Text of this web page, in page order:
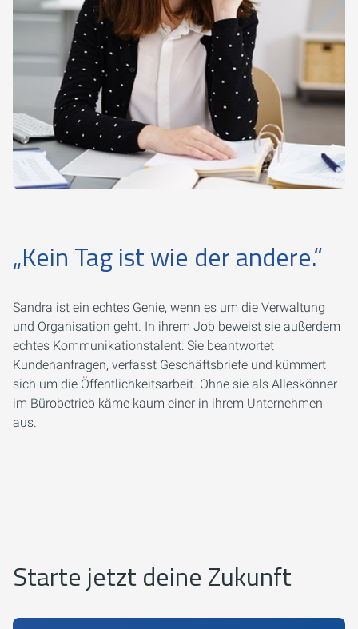
„Kein Tag ist wie der andere.“
Sandra ist ein echtes Genie, wenn es um die Verwaltung
und Organisation geht. In ihrem Job beweist sie außerdem
echtes Kommunikationstalent: Sie beantwortet
Kundenanfragen, verfasst Geschäftsbriefe und kümmert
sich um die Öffentlichkeitsarbeit. Ohne sie als Alleskönner
im Bürobetrieb käme kaum einer in ihrem Unternehmen
aus.
Starte jetzt deine Zukunft